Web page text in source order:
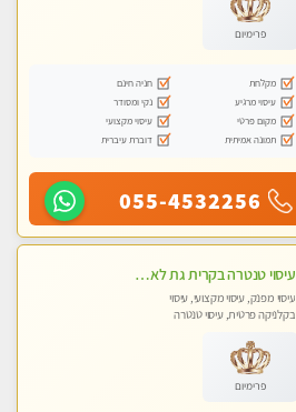
פרימיום
מקלחת
חניה חינם
עיסוי מרגיע
נקי ומסודר
מקום פרטי
עיסוי מקצועי
תמונה אמיתית
דוברת עיברית
055-4532256
עיסוי טנטרה בקרית גת לא מה שחשבת הרבה יותר ממה שדמיינת פרטי!!! Highly recommended
עיסוי מפנק, עיסוי מקצועי, עיסוי
בקלניקה פרטית, עיסוי טנטרה
פרימיום